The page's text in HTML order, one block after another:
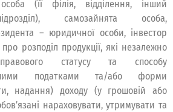
(її філія, відділення, інший
самозайнята особа,
– юридичної особи, інвестор
розподіл продукції, які незалежно
правового статусу та способу
податками та/або форми
надання) доходу (у грошовій або
нараховувати, утримувати та